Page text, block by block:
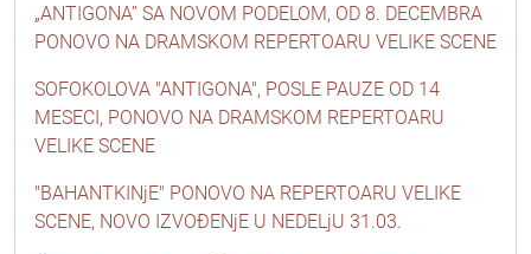
„ANTIGONA” SA NOVOM PODELOM, OD 8. DECEMBRA
PONOVO NA DRAMSKOM REPERTOARU VELIKE SCENE
SOFOKOLOVA "ANTIGONA", POSLE PAUZE OD 14
MESECI, PONOVO NA DRAMSKOM REPERTOARU
VELIKE SCENE
"BAHANTKINjE" PONOVO NA REPERTOARU VELIKE
SCENE, NOVO IZVOĐENjE U NEDELjU 31.03.